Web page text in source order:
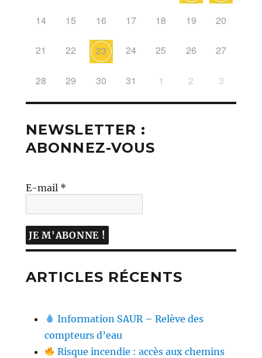
14 15 16 17 18 19 20
21 22 23 24 25 26 27
28 29 30 31 1 2 3
NEWSLETTER :
ABONNEZ-VOUS
E-mail *
ARTICLES RÉCENTS
Information SAUR – Relève des
compteurs d’eau
Risque incendie : accès aux chemins